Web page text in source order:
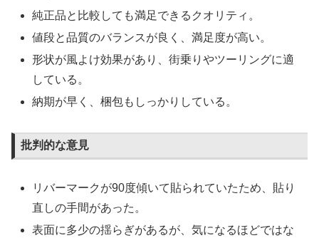
純正品と比較しても満足できるクオリティ。
値段と品質のバランスが良く、満足度が高い。
形状が風よけ効果があり、街乗りやツーリングに適
している。
納期が早く、梱包もしっかりしている。
批判的な意見
リバーマークが90度傾いて貼られていたため、貼り
直しの手間があった。
表面に多少の揺らぎがあるが、気になるほどではな